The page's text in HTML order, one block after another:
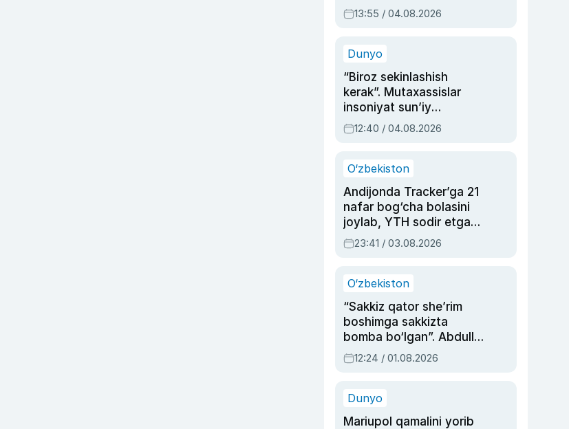
dublyaj ustasi Rimma
Ahmedovaning
13:55 / 04.08.2026
Dunyo
“Biroz sekinlashish
kerak”. Mutaxassislar
insoniyat sun’iy
intellektni boshqara
olmay qolishidan xavotir
12:40 / 04.08.2026
O‘zbekiston
Andijonda Tracker’ga 21
nafar bog‘cha bolasini
joylab, YTH sodir etgan
ayolga sud hukmi o‘qildi
23:41 / 03.08.2026
O‘zbekiston
“Sakkiz qator she’rim
boshimga sakkizta
bomba bo‘lgan”. Abdulla
Oripovni siyosiy
ayblovlardan asrab
12:24 / 01.08.2026
Dunyo
Mariupol qamalini yorib